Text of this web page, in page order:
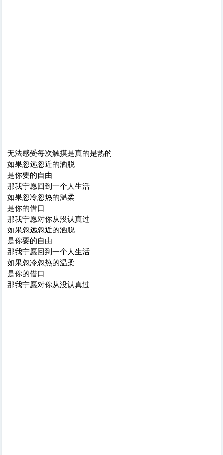
无法感受每次触摸是真的是热的
如果忽远忽近的洒脱
是你要的自由
那我宁愿回到一个人生活
如果忽冷忽热的温柔
是你的借口
那我宁愿对你从没认真过
如果忽远忽近的洒脱
是你要的自由
那我宁愿回到一个人生活
如果忽冷忽热的温柔
是你的借口
那我宁愿对你从没认真过